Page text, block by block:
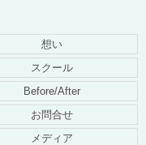
想い
スクール
Before/After
お問合せ
メディア